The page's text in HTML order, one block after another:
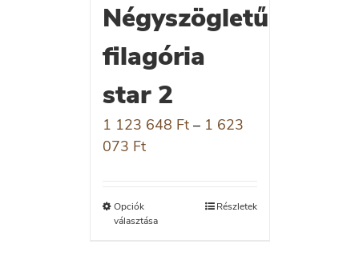
Négyszögletű
filagória
star 2
1 123 648 Ft– 1 623
073 Ft
Opciók
választása
Részletek